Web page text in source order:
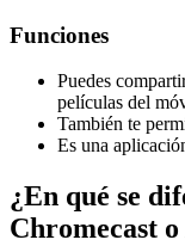
Funciones
Puedes
películas del
También te
Es una
¿En qué se
Chromecast